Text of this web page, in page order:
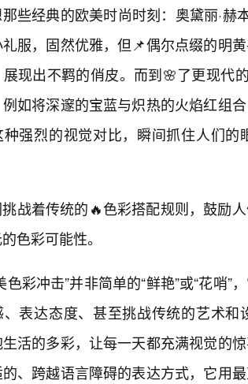
些经典的欧美时尚时刻：奥黛丽·赫
服，固然优雅，但📌偶尔点缀的明
现出不羁的俏皮。而到🌸了更现代
如将深邃的宝蓝与炽热的火焰红组
强烈的视觉对比，瞬间抓住人们
战着传统的🔥色彩搭配规则，鼓励
色彩可能性。
色彩冲击”并非简单的“鲜艳”或“花哨
表达态度、甚至挑战传统的艺术
活的多彩，让每一天都充满视觉的
、跨越语言障碍的表达方式，它用